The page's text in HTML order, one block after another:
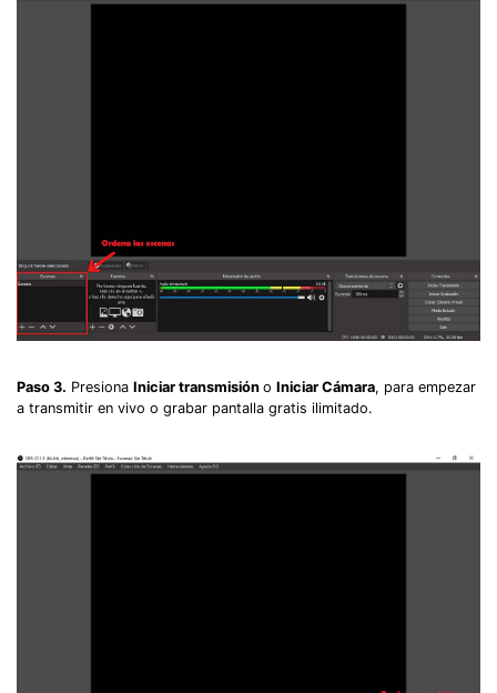
Paso 3. Presiona Iniciar transmisión o Iniciar Cámara, para empezar
a transmitir en vivo o grabar pantalla gratis ilimitado.